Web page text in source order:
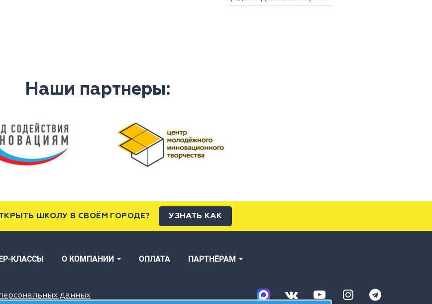
Наши партнеры:
ШКОЛУ В СВОЁМ ГОРОДЕ? УЗНАТЬ КАК
КЛАССЫ О КОМПАНИИ ОПЛАТА ПАРТНЁРАМ
данных